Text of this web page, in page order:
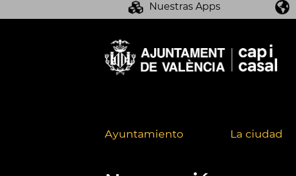
Nuestras Apps
Ayuntamiento La ciudad